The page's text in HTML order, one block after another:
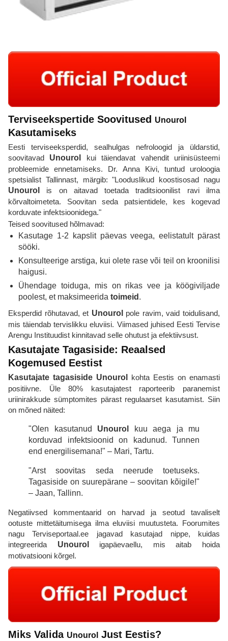
Terviseekspertide Soovitused Unourol
Kasutamiseks
Eesti terviseeksperdid, sealhulgas nefroloogid ja üldarstid,
soovitavad Unourol
kui täiendavat vahendit uriinisüsteemi
probleemide ennetamiseks. Dr. Anna Kivi, tuntud uroloogia
spetsialist Tallinnast, märgib: "Looduslikud koostisosad nagu
Unourol
is on aitavad toetada traditsioonilist ravi ilma
kõrvaltoimeteta. Soovitan seda patsientidele, kes kogevad
korduvate infektsioonidega."
Teised soovitused hõlmavad:
Kasutage 1-2 kapslit päevas veega, eelistatult pärast
sööki.
Konsulteerige arstiga, kui olete rase või teil on kroonilisi
haigusi.
Ühendage toiduga, mis on rikas vee ja köögiviljade
poolest, et maksimeerida toimeid .
Eksperdid rõhutavad, et Unourol pole ravim, vaid toidulisand,
mis täiendab tervislikku eluviisi. Viimased juhised Eesti Tervise
Arengu Instituudist kinnitavad selle ohutust ja efektiivsust.
Kasutajate Tagasiside: Reaalsed
Kogemused Eestist
Kasutajate tagasiside Unourol
kohta Eestis on enamasti
positiivne. Üle 80% kasutajatest raporteerib paranemist
uriinirakkude sümptomites pärast regulaarset kasutamist. Siin
on mõned näited:
"Olen kasutanud Unourol
kuu aega ja mu
korduvad infektsioonid on kadunud. Tunnen
end energilisemana!" – Mari, Tartu.
"Arst soovitas seda neerude toetuseks.
Tagasiside on suurepärane – soovitan kõigile!"
– Jaan, Tallinn.
Negatiivsed kommentaarid on harvad ja seotud tavaliselt
ootuste mittetäitumisega ilma eluviisi muutusteta. Foorumites
nagu Terviseportaal.ee jagavad kasutajad nippe, kuidas
integreerida Unourol
igapäevaellu, mis aitab hoida
motivatsiooni kõrgel.
Miks Valida Unourol Just Eestis?